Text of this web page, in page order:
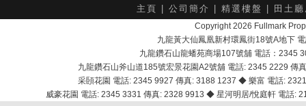
主頁 公司簡介 精選樓盤 田土
Copyright 2026 Fullmark
九龍黃大仙鳳凰新村環鳳街18號A地下
九龍鑽石山龍蟠苑商場107號舖 電話：2345
九龍鑽石山斧山道185號宏景花園A2號舖 電話: 2345 2229
采頣花園 電話: 2345 9927 傳真: 3188 1237 ◆ 樂富 電話:
威豪花園 電話: 2345 3331 傳真: 2328 9913 ◆ 星河明居/悅庭軒 電話